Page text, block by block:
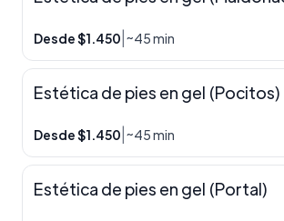
Desde $1.450 ~45 min
Estética de pies en gel (Pocitos)
Desde $1.450 ~45 min
Estética de pies en gel (Portal)